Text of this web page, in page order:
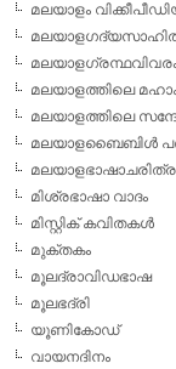
മലയാളം
മലയാളത്തിലെ
മലയാളത്തിലെ
മലയാളബൈബിള്‍
മിശ്രഭാഷാ വാദം
മിസ്റ്റിക് കവിതകള്‍
മുക്തകം
മൂലദ്രാവിഡഭാഷ
മൂലഭദ്രി
യൂണികോഡ്
വായനദിനം